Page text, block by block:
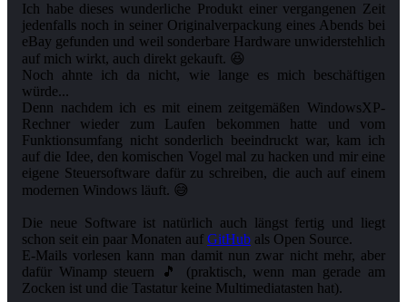
Ich habe dieses wunderliche Produkt einer vergangenen Zeit
jedenfalls noch in seiner Originalverpackung eines Abends bei
eBay gefunden und weil sonderbare Hardware unwiderstehlich
auf mich wirkt, auch direkt gekauft. 😆
Noch ahnte ich da nicht, wie lange es mich beschäftigen
würde...
Denn nachdem ich es mit einem zeitgemäßen WindowsXP-
Rechner wieder zum Laufen bekommen hatte und vom
Funktionsumfang nicht sonderlich beeindruckt war, kam ich
auf die Idee, den komischen Vogel mal zu hacken und mir eine
eigene Steuersoftware dafür zu schreiben, die auch auf einem
modernen Windows läuft. 😅
Die neue Software ist natürlich auch längst fertig und liegt
schon seit ein paar Monaten auf GitHub als Open Source.
E-Mails vorlesen kann man damit nun zwar nicht mehr, aber
dafür Winamp steuern 🎵 (praktisch, wenn man gerade am